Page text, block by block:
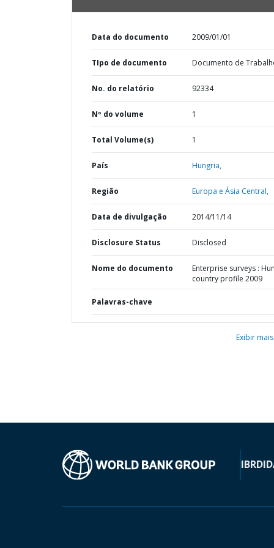
Data do documento 2009/01/01
TIpo de documento Documento de
No. do relatório 92334
Nº do volume 1
Total Volume(s) 1
País Hungria,
Região Europa e Ásia Central,
Data de divulgação 2014/11/14
Disclosure Status Disclosed
Nome do documento
Enterprise surveys :
country profile 2009
Palavras-chave
Exibir mais
IBRD